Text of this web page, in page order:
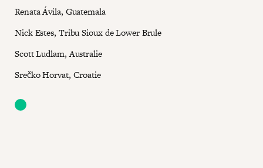
Renata Ávila, Guatemala
Nick Estes, Tribu Sioux de Lower Brule
Scott Ludlam, Australie
Srečko Horvat, Croatie